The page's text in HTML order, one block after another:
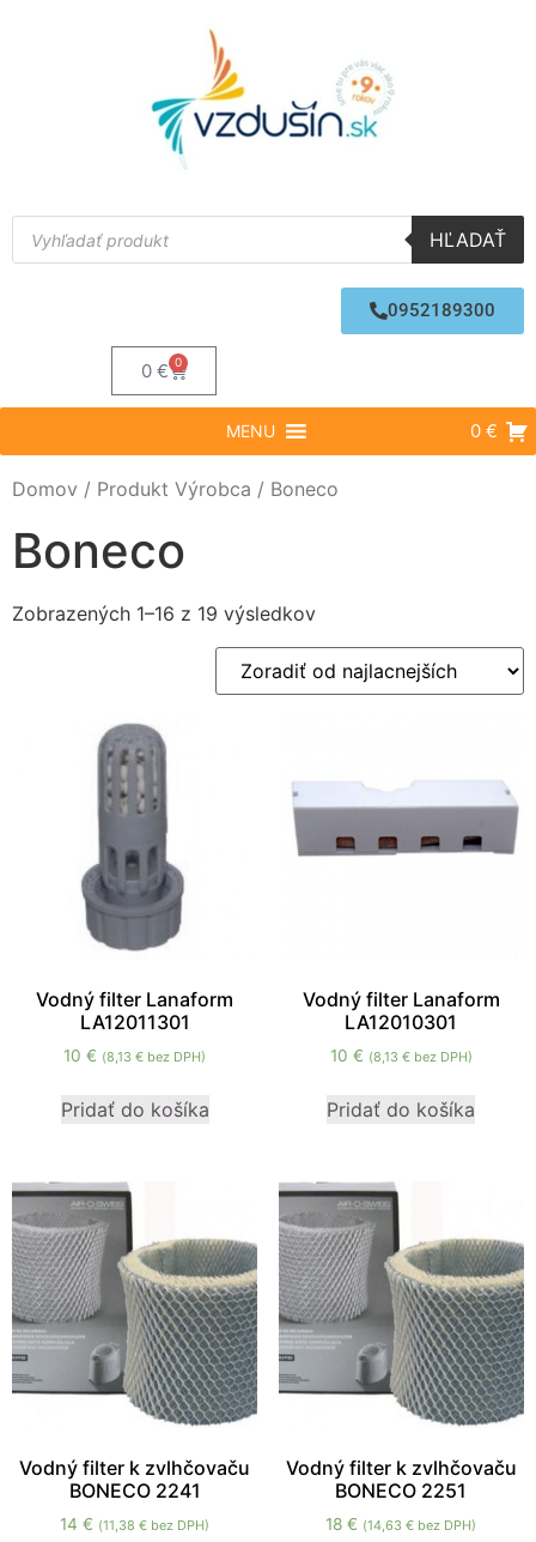
HĽADAŤ
0952189300
0€ 0
MENU 0 €
Domov / Produkt Výrobca / Boneco
Boneco
Zobrazených 1–16 z 19 výsledkov
Vodný filter Lanaform
LA12011301
10€ (8,13€ bez DPH)
Pridať do košíka
Vodný filter Lanaform
LA12010301
10 € (8,13 €bez DPH)
Pridať do košíka
Vodný filter k zvlhčovaču
BONECO 2241
14€ (11,38€ bez DPH)
Vodný filter k zvlhčovaču
BONECO 2251
18€ (14,63€ bez DPH)
Nevyhnutné
cookie nie sú
Štatistiky
Aby sme
zlepšiť
webovej
stránky na
základe
spôsobu
používania
webovej
stránky.
Používateľská
In order for our
website to
as possible